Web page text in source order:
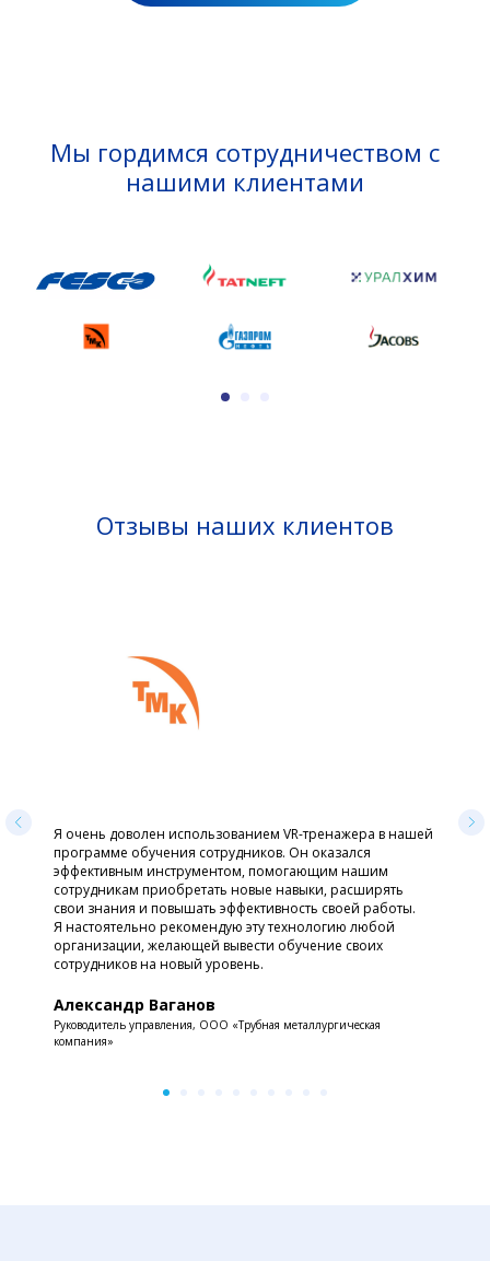
Мы гордимся сотрудничеством с
нашими клиентами
Отзывы наших клиентов
Я очень доволен использованием VR-тренажера в нашей
программе обучения сотрудников. Он оказался
эффективным инструментом, помогающим нашим
сотрудникам приобретать новые навыки, расширять
свои знания и повышать эффективность своей работы.
Я настоятельно рекомендую эту технологию любой
организации, желающей вывести обучение своих
сотрудников на новый уровень.
Александр Ваганов
Руководитель управления, ООО «Трубная металлургическая
компания»